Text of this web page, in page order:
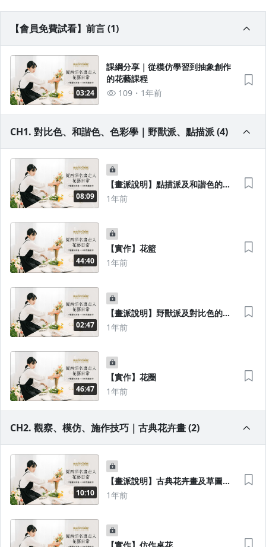
【會員免費試看】前言 (1)
03:24
課綱分享｜從模仿學習到抽象創作
的花藝課程
109
1年前
CH1. 對比色、和諧色、色彩學｜野獸派、點描派 (4)
08:09
【畫派說明】點描派及和諧色的配
色方法
1年前
44:40
【實作】花籃
1年前
02:47
【畫派說明】野獸派及對比色的配
色方法
1年前
46:47
【實作】花圈
1年前
CH2. 觀察、模仿、施作技巧｜古典花卉畫 (2)
10:10
【畫派說明】古典花卉畫及草圖繪
製技巧
1年前